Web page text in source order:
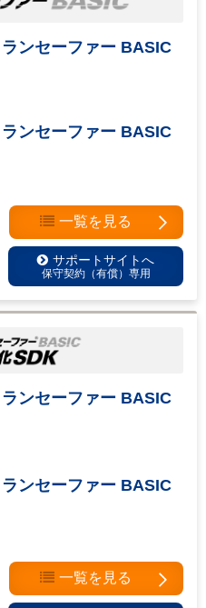
ランセーファー BASIC
ランセーファー BASIC
一覧を見る
サポートサイトへ
保守契約（有償）専用
ランセーファー BASIC
ランセーファー BASIC
一覧を見る